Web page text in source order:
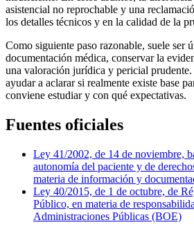
asistencial no reprochable y una
los detalles técnicos y en la calidad de la
Como siguiente paso razonable, suele ser
documentación médica, conservar la
una valoración jurídica y pericial
ayudar a aclarar si realmente existe base
conviene estudiar y con qué expectativas.
Fuentes oficiales
Ley 41/2002, de 14 de noviembre,
autonomía del paciente y de
materia de información y
Ley 40/2015, de 1 de octubre, de
Público, en materia de
Administraciones Públicas (BOE)